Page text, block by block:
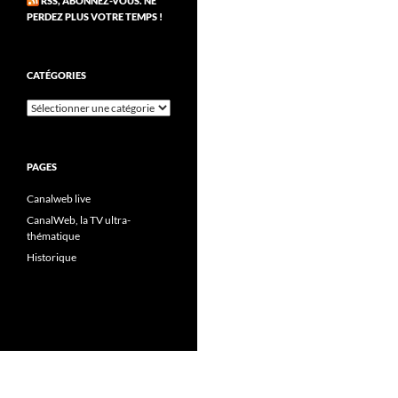
PERDEZ PLUS VOTRE TEMPS !
CATÉGORIES
Catégories
PAGES
Canalweb live
CanalWeb, la TV ultra-
thématique
Historique